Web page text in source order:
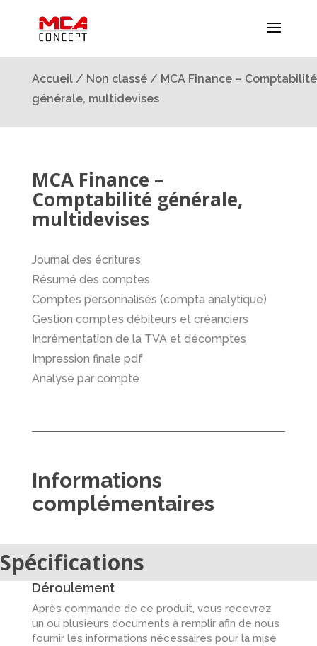
Accueil/ Non classé/ MCA Finance – Comptabilité
générale, multidevises
MCA Finance –
Comptabilité générale,
multidevises
Journal des écritures
Résumé des comptes
Comptes personnalisés (compta analytique)
Gestion comptes débiteurs et créanciers
Incrémentation de la TVA et décomptes
Impression finale pdf
Analyse par compte
Informations
complémentaires
Spécifications
Déroulement
Après commande de ce produit, vous recevrez
un ou plusieurs documents à remplir afin de nous
fournir les informations nécessaires pour la mise